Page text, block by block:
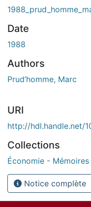
Date
1988
Authors
Prud’homme, Marc
URI
http://hdl.handle.net/
Collections
Économie -
Notice complète